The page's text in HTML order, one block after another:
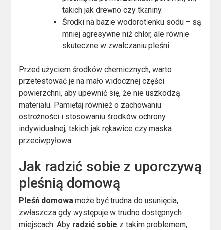
takich jak drewno czy tkaniny.
Środki na bazie wodorotlenku sodu – są
mniej agresywne niż chlor, ale równie
skuteczne w zwalczaniu pleśni.
Przed użyciem środków chemicznych, warto
przetestować je na mało widocznej części
powierzchni, aby upewnić się, że nie uszkodzą
materiału. Pamiętaj również o zachowaniu
ostrożności i stosowaniu środków ochrony
indywidualnej, takich jak rękawice czy maska
przeciwpyłowa.
Jak radzić sobie z uporczywą
pleśnią domową
Pleśń domowa może być trudna do usunięcia,
zwłaszcza gdy występuje w trudno dostępnych
miejscach. Aby radzić sobie z takim problemem,